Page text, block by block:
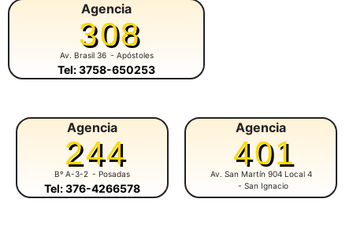
Agencia
308
Av. Brasil 36 - Apóstoles
Tel: 3758-650253
Agencia
244
Bº A-3-2 - Posadas
Tel: 376-4266578
Agencia
401
Av. San Martín 904 Local 4
- San Ignacio